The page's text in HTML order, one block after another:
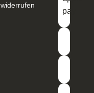
widerrufen